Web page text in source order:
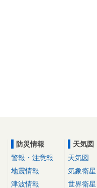
防災情報
警報・注意報
地震情報
津波情報
天気図
天気図
気象衛星
世界衛星